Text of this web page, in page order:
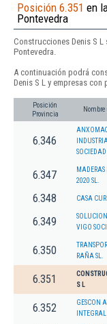
Posición 6.351 en
Pontevedra
Construcciones Denis S L
Pontevedra.
A continuación podrá
Denis S L y empresas
Posición
Provincia
6.346
6.347
MADERAS
2020 SL.
6.348 CASA
6.349
VIGO
6.350
RAÑA SL.
6.351
S L
6.352
GESCON